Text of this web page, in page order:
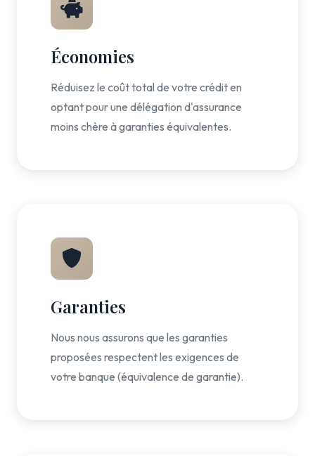
Économies
Réduisez le coût total de votre crédit en
optant pour une délégation d'assurance
moins chère à garanties équivalentes.
Garanties
Nous nous assurons que les garanties
proposées respectent les exigences de
votre banque (équivalence de garantie).